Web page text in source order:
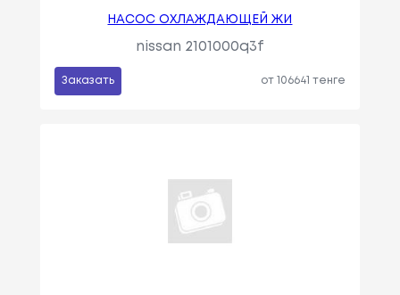
НАСОС ОХЛАЖДАЮЩЕЙ ЖИ
nissan 2101000q3f
Заказать от 106641 тенге